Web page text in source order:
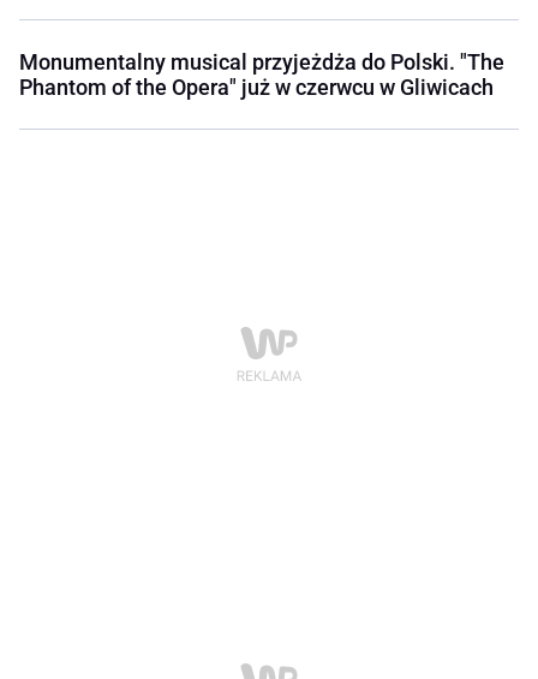
Monumentalny musical przyjeżdża do Polski. "The
Phantom of the Opera" już w czerwcu w Gliwicach